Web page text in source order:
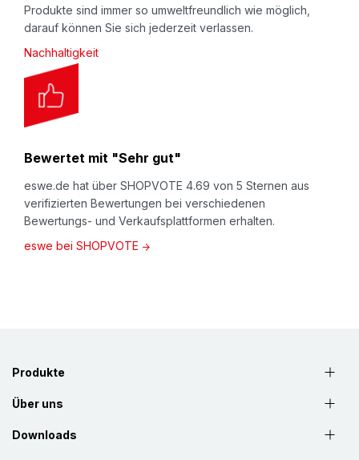
Produkte sind immer so umweltfreundlich wie möglich,
darauf können Sie sich jederzeit verlassen.
Nachhaltigkeit
Bewertet mit "Sehr gut"
eswe.de hat über SHOPVOTE 4.69 von 5 Sternen aus
verifizierten Bewertungen bei verschiedenen
Bewertungs- und Verkaufsplattformen erhalten.
eswe bei SHOPVOTE
Produkte
Über uns
Downloads